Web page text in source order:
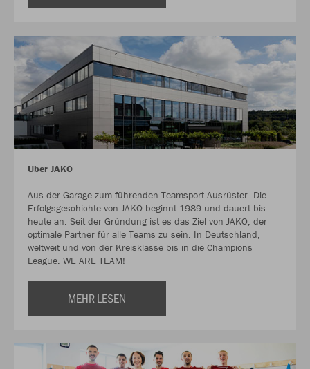
Über JAKO
Aus der Garage zum führenden Teamsport-Ausrüster. Die
Erfolgsgeschichte von JAKO beginnt 1989 und dauert bis
heute an. Seit der Gründung ist es das Ziel von JAKO, der
optimale Partner für alle Teams zu sein. In Deutschland,
weltweit und von der Kreisklasse bis in die Champions
League. WE ARE TEAM!
MEHR LESEN